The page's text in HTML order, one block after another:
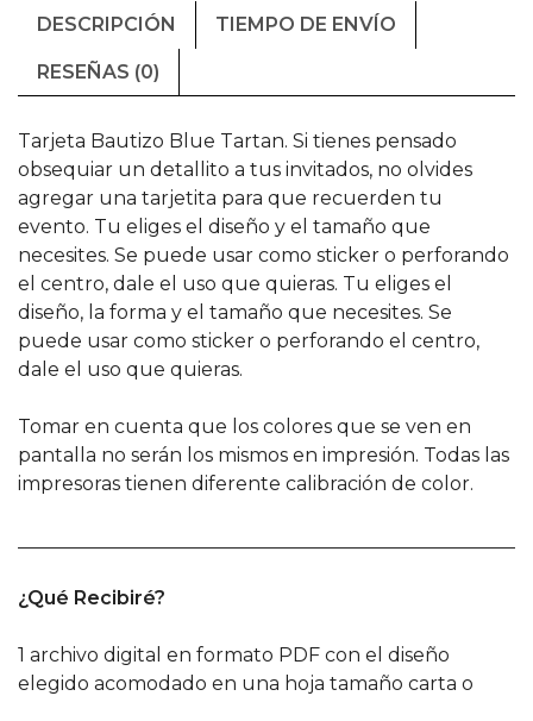
DESCRIPCIÓN TIEMPO DE ENVÍO
RESEÑAS (0)
Tarjeta Bautizo Blue Tartan. Si tienes pensado
obsequiar un detallito a tus invitados, no olvides
agregar una tarjetita para que recuerden tu
evento. Tu eliges el diseño y el tamaño que
necesites. Se puede usar como sticker o perforando
el centro, dale el uso que quieras. Tu eliges el
diseño, la forma y el tamaño que necesites. Se
puede usar como sticker o perforando el centro,
dale el uso que quieras.
Tomar en cuenta que los colores que se ven en
pantalla no serán los mismos en impresión. Todas las
impresoras tienen diferente calibración de color.
¿Qué Recibiré?
1 archivo digital en formato PDF con el diseño
elegido acomodado en una hoja tamaño carta o